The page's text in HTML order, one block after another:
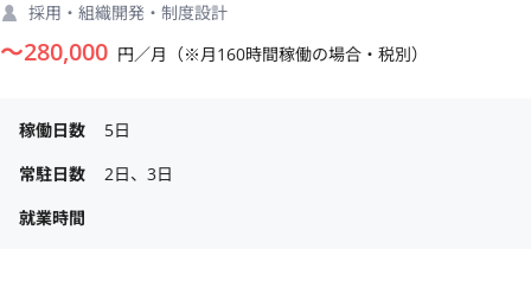
採用・組織開発・制度設計
〜280,000 円／月（※月160時間稼働の場合・税別）
稼働日数
5日
常駐日数
2日、3日
就業時間